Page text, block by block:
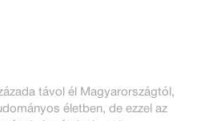
távol él Magyarországtól,
életben, de ezzel az